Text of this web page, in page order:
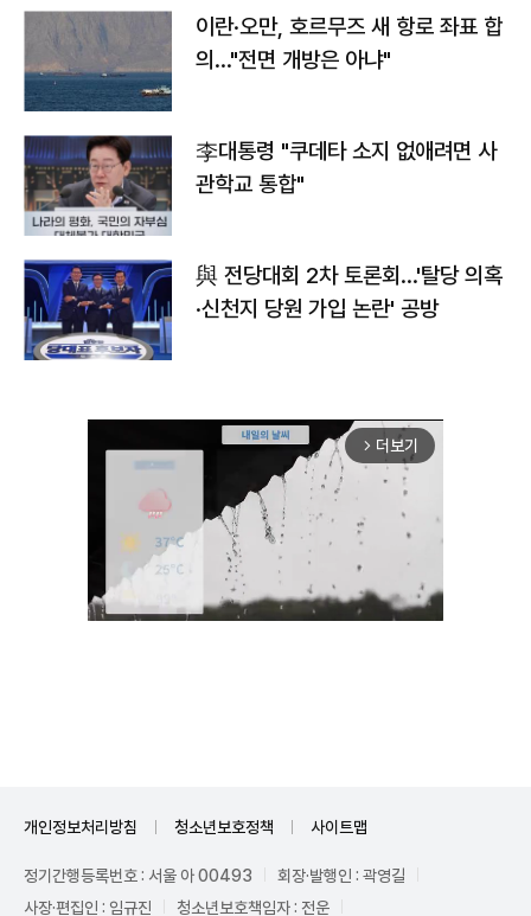
이란·오만, 호르무즈 새 항로 좌표 합
의…"전면 개방은 아냐"
李대통령 "쿠데타 소지 없애려면 사
관학교 통합"
與 전당대회 2차 토론회…'탈당 의혹
·신천지 당원 가입 논란' 공방
arrow_forward_ios 더보기
개인정보처리방침 청소년보호정책 사이트맵
정기간행등록번호 : 서울 아 00493
회장·발행인 : 곽영길
사장·편집인 : 임규진
청소년보호책임자 : 전운